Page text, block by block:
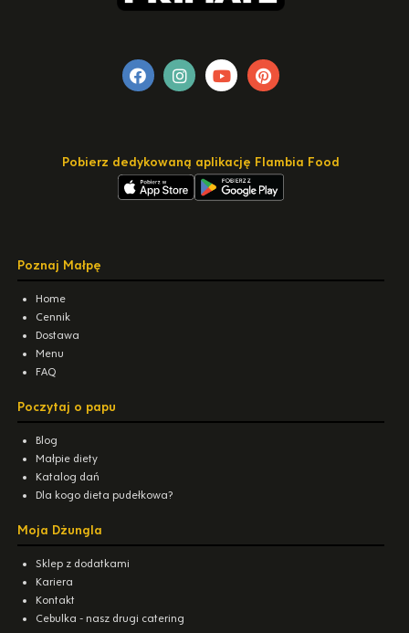
Pobierz dedykowaną aplikację Flambia Food
Poznaj Małpę
Home
Cennik
Dostawa
Menu
FAQ
Poczytaj o papu
Blog
Małpie diety
Katalog dań
Dla kogo dieta pudełkowa?
Moja Dżungla
Sklep z dodatkami
Kariera
Kontakt
Cebulka - nasz drugi catering